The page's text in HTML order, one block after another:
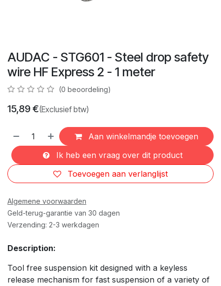
AUDAC - STG601 - Steel drop safety
wire HF Express 2 - 1 meter
(0 beoordeling)
15,89€(Exclusief btw)
Aan winkelmandje toevoegen
Ik heb een vraag over dit product
Toevoegen aan verlanglijst
Algemene voorwaarden
Geld-terug-garantie van 30 dagen
Verzending: 2-3 werkdagen
Description:
Tool free suspension kit designed with a keyless
release mechanism for fast suspension of a variety of